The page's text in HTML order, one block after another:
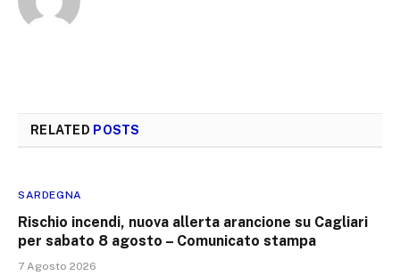
RELATED POSTS
SARDEGNA
Rischio incendi, nuova allerta arancione su Cagliari
per sabato 8 agosto – Comunicato stampa
7 Agosto 2026